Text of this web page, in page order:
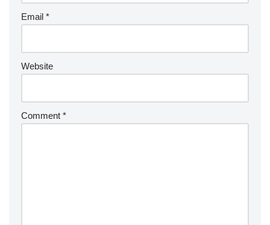
Email *
Website
Comment *